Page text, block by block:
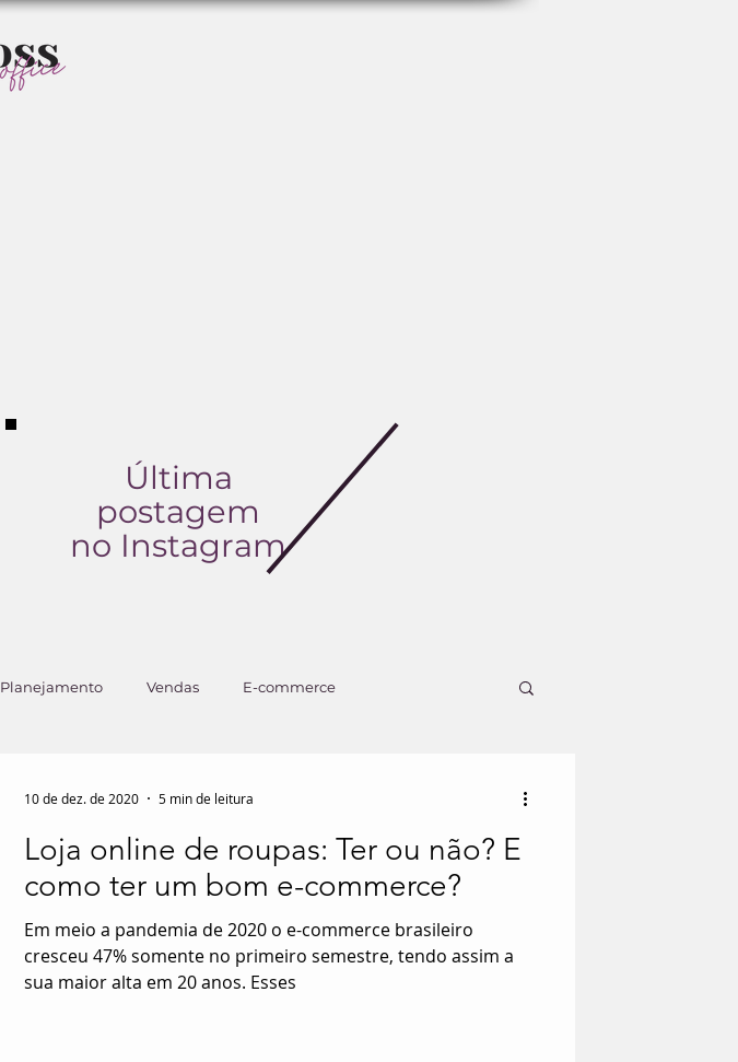
Última
postagem
no Instagram
Planejamento Vendas E-commerce
Loja online de roupas: Ter ou não? E
como ter um bom e-commerce?
Em meio a pandemia de 2020 o e-commerce brasileiro
cresceu 47% somente no primeiro semestre, tendo assim a
sua maior alta em 20 anos. Esses
10 de dez. de 2020 5 min de leitura